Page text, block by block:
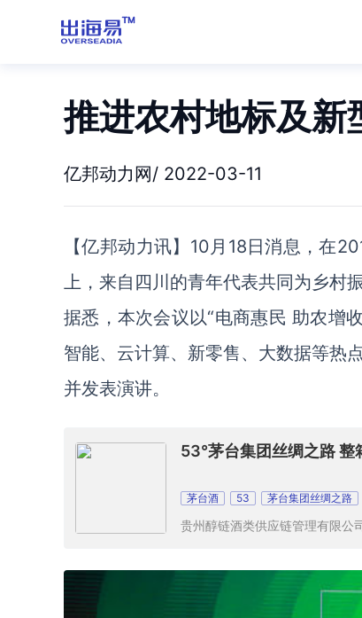
推进农村地标及新
亿邦动力网/ 2022-03-11
【亿邦动力讯】10月18日消息，在
上，来自 四川的青年代表共同为乡村
据悉，本次会议以“电商惠民 助农增
智能、云计算、新零售、大数据等热
并发表演讲。
53°茅台集团丝绸之路
茅台酒 53 茅台集团丝绸之路
贵州醇链酒类供应链管理有限公